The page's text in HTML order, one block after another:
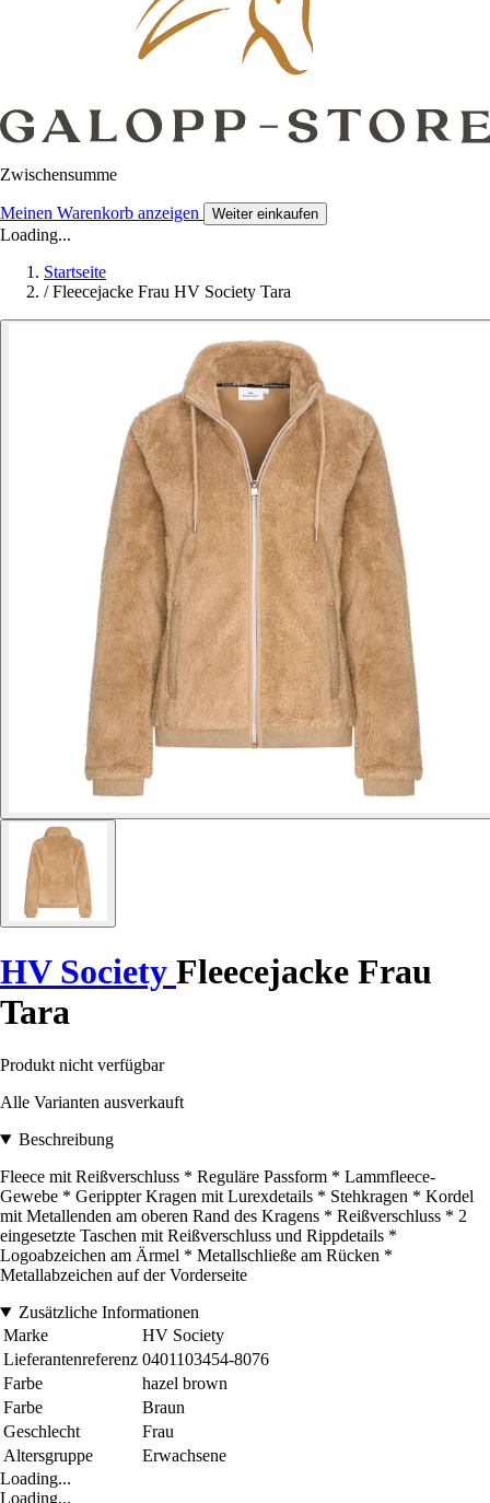
Zwischensumme
Meinen Warenkorb anzeigen Weiter einkaufen
Loading...
Startseite
/ Fleecejacke Frau HV Society Tara
HV Society Fleecejacke Frau
Tara
Produkt nicht verfügbar
Alle Varianten ausverkauft
Beschreibung
Fleece mit Reißverschluss * Reguläre Passform * Lammfleece-
Gewebe * Gerippter Kragen mit Lurexdetails * Stehkragen * Kordel
mit Metallenden am oberen Rand des Kragens * Reißverschluss * 2
eingesetzte Taschen mit Reißverschluss und Rippdetails *
Logoabzeichen am Ärmel * Metallschließe am Rücken *
Metallabzeichen auf der Vorderseite
Zusätzliche Informationen
Marke
HV Society
Lieferantenreferenz 0401103454-8076
Farbe
hazel brown
Farbe
Braun
Geschlecht
Frau
Altersgruppe
Erwachsene
Loading...
Loading...